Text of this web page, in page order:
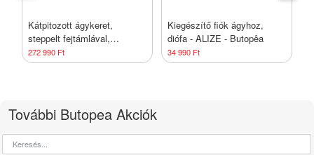
Kátpitozott ágykeret,
steppelt fejtámlával,
180x200 cm, szürke -
DEESSE - Butopêa
272 990 Ft
Kiegészítő fiók ágyhoz,
diófa - ALIZE - Butopêa
34 990 Ft
További Butopea Akciók